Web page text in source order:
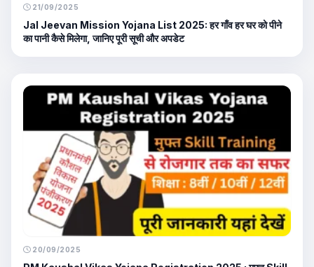
21/09/2025
Jal Jeevan Mission Yojana List 2025: हर गाँव हर घर को पीने
का पानी कैसे मिलेगा, जानिए पूरी सूची और अपडेट
20/09/2025